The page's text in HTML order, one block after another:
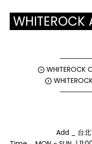
WHITEROCK
⨀ WHITEROCK
⨀
Add _ 台